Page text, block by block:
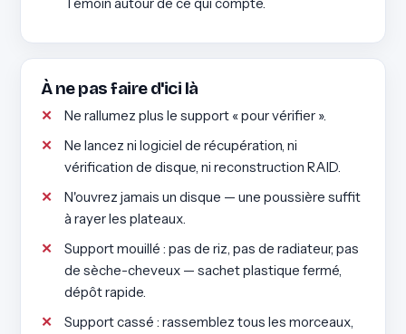
À ne pas faire d'ici là
Ne rallumez plus le support « pour vérifier ».
Ne lancez ni logiciel de récupération, ni
vérification de disque, ni reconstruction RAID.
N'ouvrez jamais un disque — une poussière suffit
à rayer les plateaux.
Support mouillé : pas de riz, pas de radiateur, pas
de sèche-cheveux — sachet plastique fermé,
dépôt rapide.
Support cassé : rassemblez tous les morceaux,